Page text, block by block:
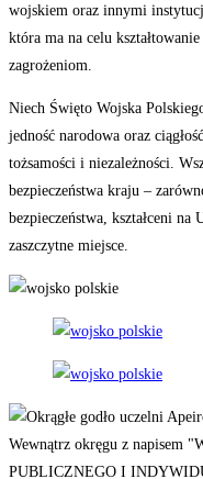
wojskiem oraz innymi
która ma na celu
zagrożeniom.
Niech Święto Wojska
jedność narodowa oraz
tożsamości i niezależności.
bezpieczeństwa kraju –
bezpieczeństwa, kształceni
zaszczytne miejsce.